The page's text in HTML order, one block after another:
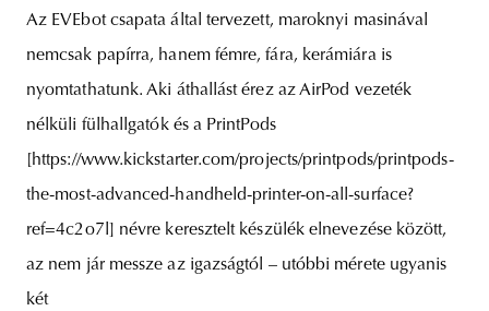
Az EVEbot csapata által tervezett, maroknyi masinával
nemcsak papírra, hanem fémre, fára, kerámiára is
nyomtathatunk. Aki áthallást érez az AirPod vezeték
nélküli fülhallgatók és a PrintPods
[https://www.kickstarter.com/projects/printpods/printpods-
the-most-advanced-handheld-printer-on-all-surface?
ref=4c2o7l] névre keresztelt készülék elnevezése között,
az nem jár messze az igazságtól – utóbbi mérete ugyanis
két